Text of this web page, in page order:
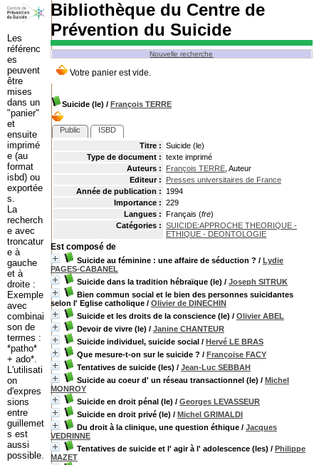
Bibliothèque du Centre de
Prévention du Suicide
Nouvelle recherche
Suicide (le) / François TERRE
Public
ISBD
Titre : Suicide (le)
Type de document : texte imprimé
Auteurs :
François TERRE, Auteur
Editeur :
Presses universitaires de France
Année de publication :
1994
Importance : 229
Langues : Français (fre)
Catégories : SUICIDE:APPROCHE THEORIQUE -
ETHIQUE - DEONTOLOGIE
Est composé de
Suicide au féminine : une affaire de séduction ? / Lydie
PAGES-CABANEL
Suicide dans la tradition hébraïque (le) / Joseph SITRUK
Bien commun social et le bien des personnes suicidantes
selon l' Eglise catholique/ Olivier de DINECHIN
Suicide et les droits de la conscience (le) / Olivier ABEL
Devoir de vivre (le) / Janine CHANTEUR
Suicide individuel, suicide social/ Hervé LE BRAS
Que mesure-t-on sur le suicide ? / Françoise FACY
Tentatives de suicide (les) / Jean-Luc SEBBAH
Suicide au coeur d' un réseau transactionnel (le) / Michel
MONROY
Suicide en droit pénal (le) / Georges LEVASSEUR
Suicide en droit privé (le) / Michel GRIMALDI
Du droit à la clinique, une question éthique/ Jacques
VEDRINNE
Tentatives de suicide et l' agir à l' adolescence (les) / Philippe
MAZET
Les
référenc
es
peuvent
être
mises
dans un
"panier"
et
ensuite
imprimé
e (au
format
isbd) ou
exportée
s.
La
recherch
e avec
troncatur
e à
gauche
et à
droite :
Exemple
avec
combinai
son de
termes :
*patho*
+ ado*.
L'utilisati
on
d'expres
sions
entre
guillemet
s est
aussi
possible.